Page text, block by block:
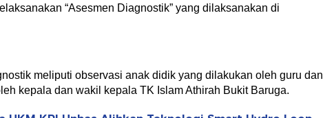
“Asesmen Diagnostik” yang dilaksanakan di
meliputi observasi anak didik yang dilakukan oleh guru dan
kepala dan wakil kepala TK Islam Athirah Bukit Baruga.